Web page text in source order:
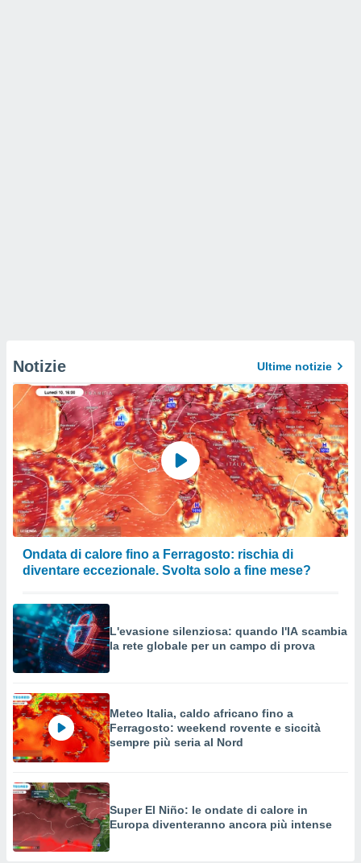
Notizie Ultime notizie
Ondata di calore fino a Ferragosto: rischia di
diventare eccezionale. Svolta solo a fine mese?
L'evasione silenziosa: quando l'IA scambia
la rete globale per un campo di prova
Meteo Italia, caldo africano fino a
Ferragosto: weekend rovente e siccità
sempre più seria al Nord
Super El Niño: le ondate di calore in
Europa diventeranno ancora più intense